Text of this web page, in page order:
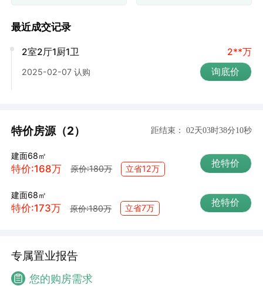
最近成交记录
2室2厅1厨1卫 2**万
2025-02-07 认购 询底价
特价房源（2） 距结束： 02天03时38分09秒
建面68㎡
特价:168万 原价:180万 立省12万 抢特价
建面68㎡
特价:173万 原价:180万 立省7万 抢特价
专属置业报告
您的购房需求